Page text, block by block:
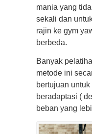
mania yang
sekali dan
rajin ke gym
berbeda.
Banyak
metode ini
bertujuan
beradaptasi (
beban yang